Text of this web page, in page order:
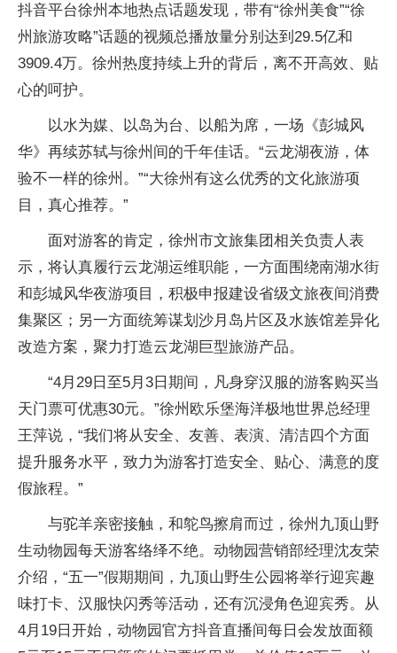
抖音平台徐州本地热点话题发现，带有“徐州美食”“徐
州旅游攻略”话题的视频总播放量分别达到29.5亿和
3909.4万。徐州热度持续上升的背后，离不开高效、贴
心的呵护。
以水为媒、以岛为台、以船为席，一场《彭城风
华》再续苏轼与徐州间的千年佳话。“云龙湖夜游，体
验不一样的徐州。”“大徐州有这么优秀的文化旅游项
目，真心推荐。”
面对游客的肯定，徐州市文旅集团相关负责人表
示，将认真履行云龙湖运维职能，一方面围绕南湖水街
和彭城风华夜游项目，积极申报建设省级文旅夜间消费
集聚区；另一方面统筹谋划沙月岛片区及水族馆差异化
改造方案，聚力打造云龙湖巨型旅游产品。
“4月29日至5月3日期间，凡身穿汉服的游客购买当
天门票可优惠30元。”徐州欧乐堡海洋极地世界总经理
王萍说，“我们将从安全、友善、表演、清洁四个方面
提升服务水平，致力为游客打造安全、贴心、满意的度
假旅程。”
与驼羊亲密接触，和鸵鸟擦肩而过，徐州九顶山野
生动物园每天游客络绎不绝。动物园营销部经理沈友荣
介绍，“五一”假期期间，九顶山野生公园将举行迎宾趣
味打卡、汉服快闪秀等活动，还有沉浸角色迎宾秀。从
4月19日开始，动物园官方抖音直播间每日会发放面额